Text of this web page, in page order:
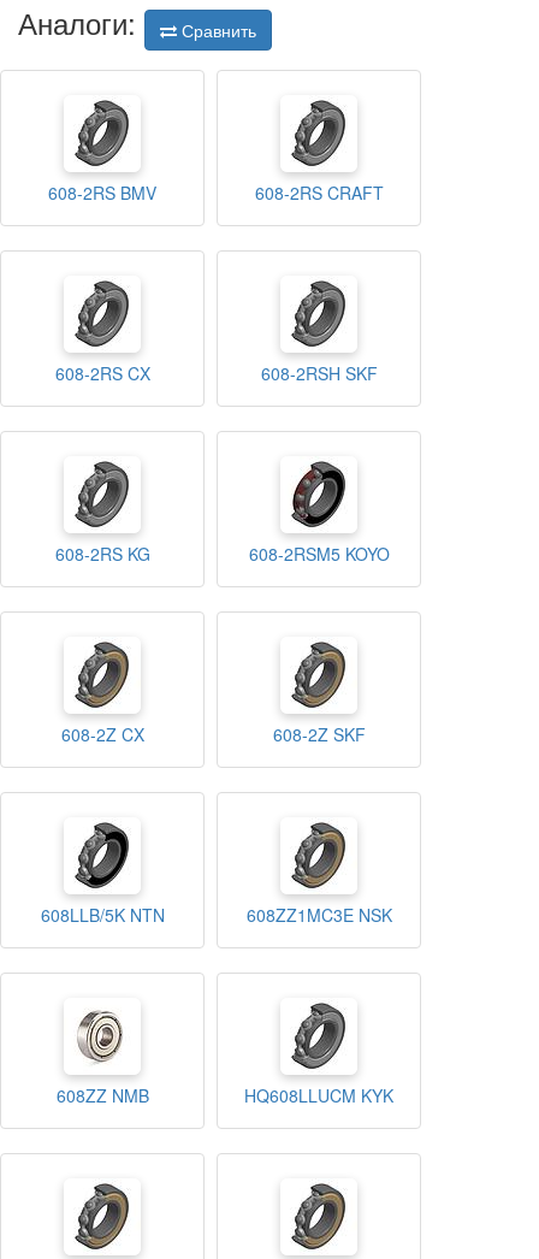
Аналоги: Сравнить
608-2RS BMV 608-2RS CRAFT
608-2RS CX 608-2RSH SKF
608-2RS KG 608-2RSM5 KOYO
608-2Z CX 608-2Z SKF
608LLB/5K NTN 608ZZ1MC3E NSK
608ZZ NMB HQ608LLUCM KYK